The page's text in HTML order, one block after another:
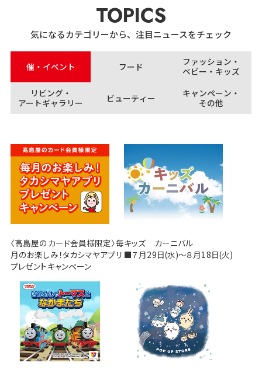
TOPICS
気になるカテゴリーから、注目ニュースをチェック
催・イベント フード
ファッション・
ベビー・キッズ
リビング・
アートギャラリー
ビューティー
キャンペーン・
その他
〈高島屋のカード会員様限定〉毎
月のお楽しみ！タカシマヤアプリ
プレゼントキャンペーン
キッズ カーニバル
■７月29日(水)～８月18日(火)